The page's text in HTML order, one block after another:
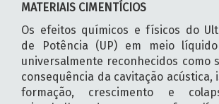
MATERIAIS CIMENTÍCIOS
Os efeitos químicos e físicos do
de Potência (UP) em meio
universalmente reconhecidos como
consequência da cavitação acústica,
formação, crescimento e